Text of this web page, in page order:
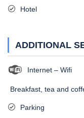
Hotel
ADDITIONAL
Internet – Wifi
Breakfast, tea and
Parking